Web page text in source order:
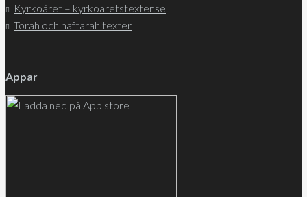
Kyrkoåret – kyrkoaretstexter.se
Torah och haftarah texter
Appar